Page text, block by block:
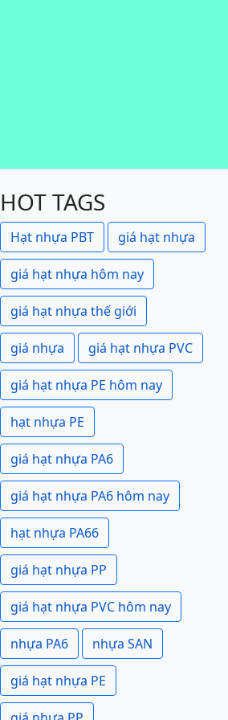
HOT TAGS
Hạt nhựa PBT giá hạt nhựa
giá hạt nhựa hôm nay
giá hạt nhựa thế giới
giá nhựa giá hạt nhựa PVC
giá hạt nhựa PE hôm nay
hạt nhựa PE
giá hạt nhựa PA6
giá hạt nhựa PA6 hôm nay
hạt nhựa PA66
giá hạt nhựa PP
giá hạt nhựa PVC hôm nay
nhựa PA6 nhựa SAN
giá hạt nhựa PE